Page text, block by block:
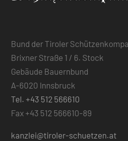
Bund der Tiroler
Brixner Straße 1 / 6. Stock
Gebäude Bauernbund
A-6020 Innsbruck
Tel. +43 512 566610
Fax +43 512 566610-89
kanzlei@tiroler-schuetzen.at